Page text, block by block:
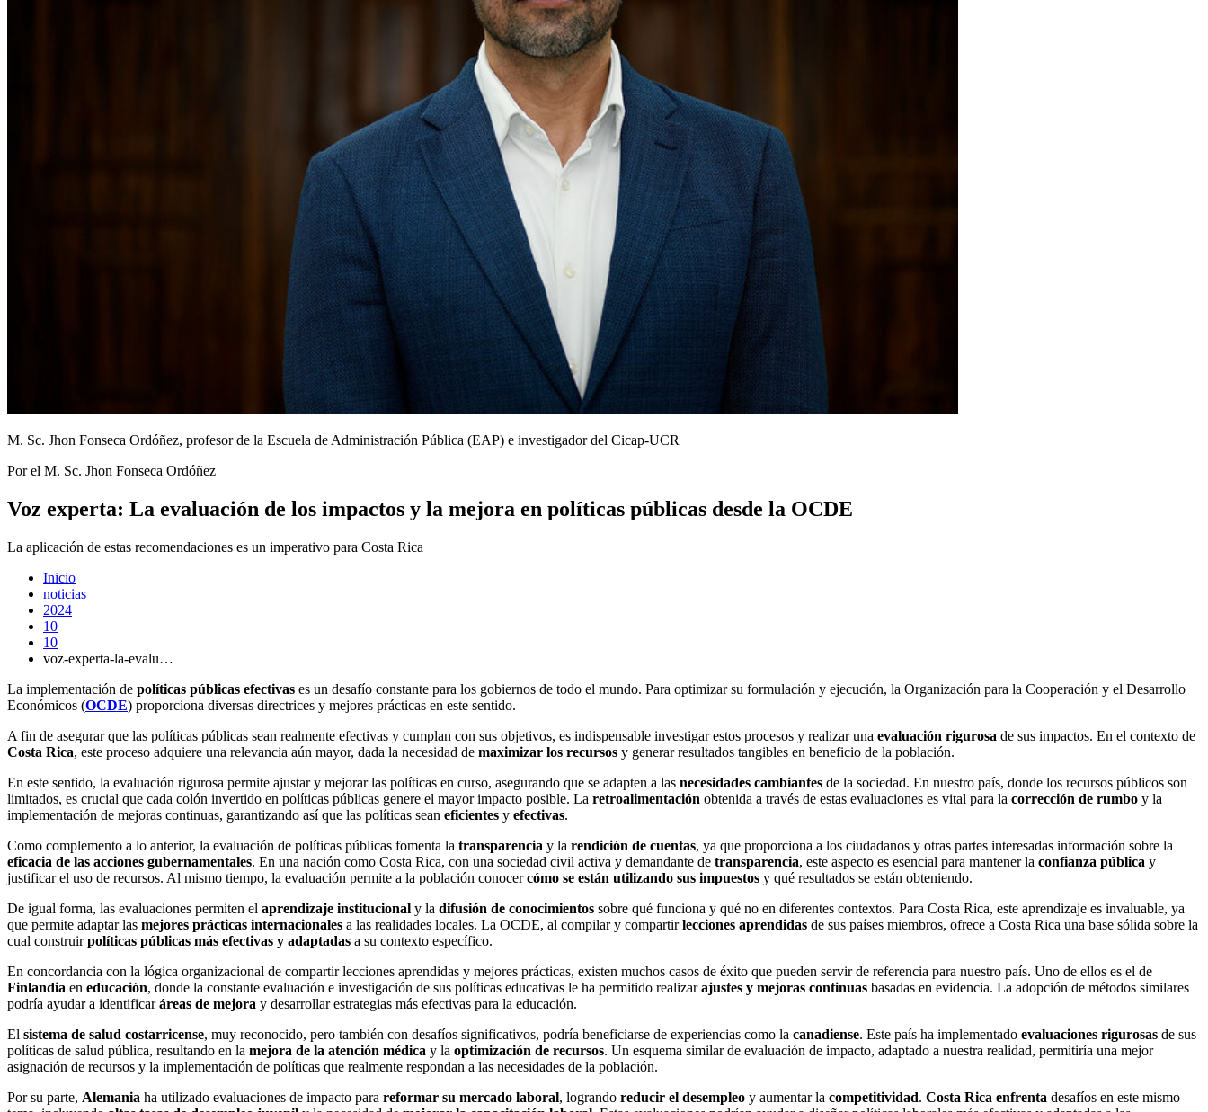
M. Sc. Jhon Fonseca Ordóñez, profesor de la Escuela de Administración Pública (EAP) e investigador del Cicap-UCR
Por el M. Sc. Jhon Fonseca Ordóñez
Voz experta: La evaluación de los impactos y la mejora en políticas públicas desde la OCDE
La aplicación de estas recomendaciones es un imperativo para Costa Rica
Inicio
noticias
2024
10
10
voz-experta-la-evalu…
La implementación de políticas públicas efectivas es un desafío constante para los gobiernos de todo el mundo. Para optimizar su formulación y ejecución, la Organización para la Cooperación y el Desarrollo
Económicos (OCDE) proporciona diversas directrices y mejores prácticas en este sentido.
A fin de asegurar que las políticas públicas sean realmente efectivas y cumplan con sus objetivos, es indispensable investigar estos procesos y realizar una evaluación rigurosa de sus impactos. En el contexto de
Costa Rica, este proceso adquiere una relevancia aún mayor, dada la necesidad de maximizar los recursos y generar resultados tangibles en beneficio de la población.
En este sentido, la evaluación rigurosa permite ajustar y mejorar las políticas en curso, asegurando que se adapten a las necesidades cambiantes de la sociedad. En nuestro país, donde los recursos públicos son
limitados, es crucial que cada colón invertido en políticas públicas genere el mayor impacto posible. La retroalimentación obtenida a través de estas evaluaciones es vital para la corrección de rumbo y la
implementación de mejoras continuas, garantizando así que las políticas sean eficientes y efectivas.
Como complemento a lo anterior, la evaluación de políticas públicas fomenta la transparencia y la rendición de cuentas, ya que proporciona a los ciudadanos y otras partes interesadas información sobre la
eficacia de las acciones gubernamentales. En una nación como Costa Rica, con una sociedad civil activa y demandante de transparencia, este aspecto es esencial para mantener la confianza pública y
justificar el uso de recursos. Al mismo tiempo, la evaluación permite a la población conocercómo se están utilizando sus impuestos y qué resultados se están obteniendo.
De igual forma, las evaluaciones permiten el aprendizaje institucional y la difusión de conocimientos sobre qué funciona y qué no en diferentes contextos. Para Costa Rica, este aprendizaje es invaluable, ya
que permite adaptar las mejores prácticas internacionales a las realidades locales. La OCDE, al compilar y compartirlecciones aprendidas de sus países miembros, ofrece a Costa Rica una base sólida sobre la
cual construirpolíticas públicas más efectivas y adaptadas a su contexto específico.
En concordancia con la lógica organizacional de compartir lecciones aprendidas y mejores prácticas, existen muchos casos de éxito que pueden servir de referencia para nuestro país. Uno de ellos es el de
Finlandia en educación, donde la constante evaluación e investigación de sus políticas educativas le ha permitido realizarajustes y mejoras continuas basadas en evidencia. La adopción de métodos similares
podría ayudar a identificaráreas de mejora y desarrollar estrategias más efectivas para la educación.
El sistema de salud costarricense, muy reconocido, pero también con desafíos significativos, podría beneficiarse de experiencias como la canadiense. Este país ha implementado evaluaciones rigurosas de sus
políticas de salud pública, resultando en la mejora de la atención médica y la optimización de recursos. Un esquema similar de evaluación de impacto, adaptado a nuestra realidad, permitiría una mejor
asignación de recursos y la implementación de políticas que realmente respondan a las necesidades de la población.
Por su parte, Alemania ha utilizado evaluaciones de impacto para reformar su mercado laboral, logrando reducir el desempleo y aumentar la competitividad. Costa Rica enfrenta desafíos en este mismo